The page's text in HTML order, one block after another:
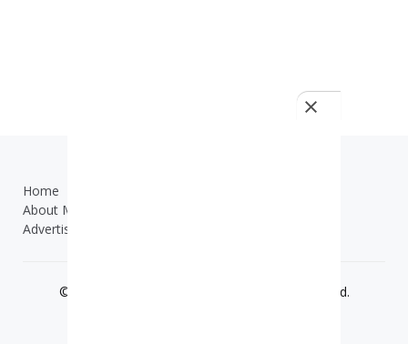
Home
About Me
Advertisement
© 2019 - 2025 - All Right Reserved.